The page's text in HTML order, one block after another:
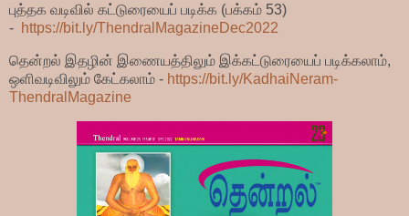
புத்தக வடிவில் கட்டுரையைப் படிக்க (பக்கம் 53)
- https://bit.ly/ThendralMagazineDec2022
தென்றல் இதழின் இணையத்திலும் இக்கட்டுரையைப் படிக்கலாம்,
ஒளிவடிவிலும் கேட்கலாம் - https://bit.ly/KadhaiNeram-
ThendralMagazine